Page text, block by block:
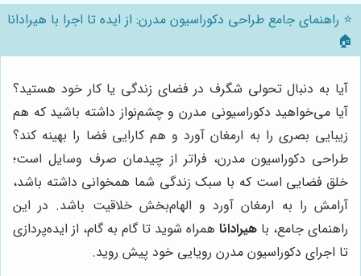
⭐️ راهنمای جامع طراحی دکوراسیون مدرن: از ایده تا اجرا با هیرادانا
🏠
آیا به دنبال تحولی شگرف در فضای زندگی یا کار خود هستید؟
آیا می‌خواهید دکوراسیونی مدرن و چشم‌نواز داشته باشید که هم
زیبایی بصری را به ارمغان آورد و هم کارایی فضا را بهینه کند؟
طراحی دکوراسیون مدرن، فراتر از چیدمان صرف وسایل است؛
خلق فضایی است که با سبک زندگی شما همخوانی داشته باشد،
آرامش را به ارمغان آورد و الهام‌بخش خلاقیت باشد. در این
راهنمای جامع، با هیرادانا همراه شوید تا گام به گام، از ایده‌پردازی
تا اجرای دکوراسیون مدرن رویایی خود پیش روید.